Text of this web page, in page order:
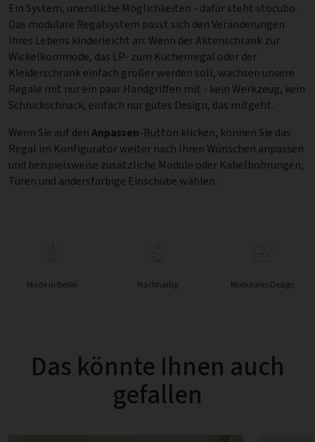
Ein System, unendliche Möglichkeiten - dafür steht stocubo.
Das modulare Regalsystem passt sich den Veränderungen
Ihres Lebens kinderleicht an: Wenn der Aktenschrank zur
Wickelkommode, das LP- zum Küchenregal oder der
Kleiderschrank einfach größer werden soll, wachsen unsere
Regale mit nur ein paar Handgriffen mit - kein Werkzeug, kein
Schnickschnack, einfach nur gutes Design, das mitgeht.
Wenn Sie auf denAnpassen-Button klicken, können Sie das
Regal im Konfigurator weiter nach Ihren Wünschen anpassen
und beispielsweise zusätzliche Module oder Kabelbohrungen,
Türen und andersfarbige Einschübe wählen.
Made in Berlin Nachhaltig Modulares Design
Das könnte Ihnen auch
gefallen